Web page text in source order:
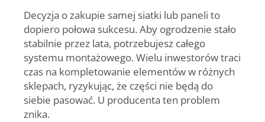
Decyzja o zakupie samej siatki lub paneli to
dopiero połowa sukcesu. Aby ogrodzenie stało
stabilnie przez lata, potrzebujesz całego
systemu montażowego. Wielu inwestorów traci
czas na kompletowanie elementów w różnych
sklepach, ryzykując, że części nie będą do
siebie pasować. U producenta ten problem
znika.